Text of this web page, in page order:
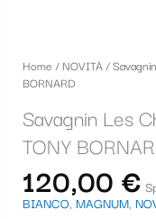
Home /NOVITÀ/
BORNARD
Savagnin Les
TONY
120,00 €
BIANCO, MAGNUM,
o
n